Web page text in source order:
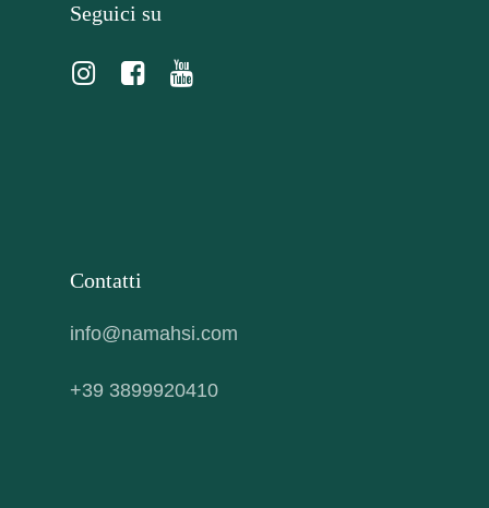
Seguici su
Contatti
info@namahsi.com
+39 3899920410